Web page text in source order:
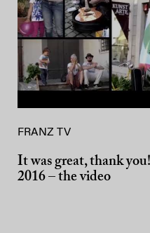
FRANZ TV
It was great, thank
2016 – the video